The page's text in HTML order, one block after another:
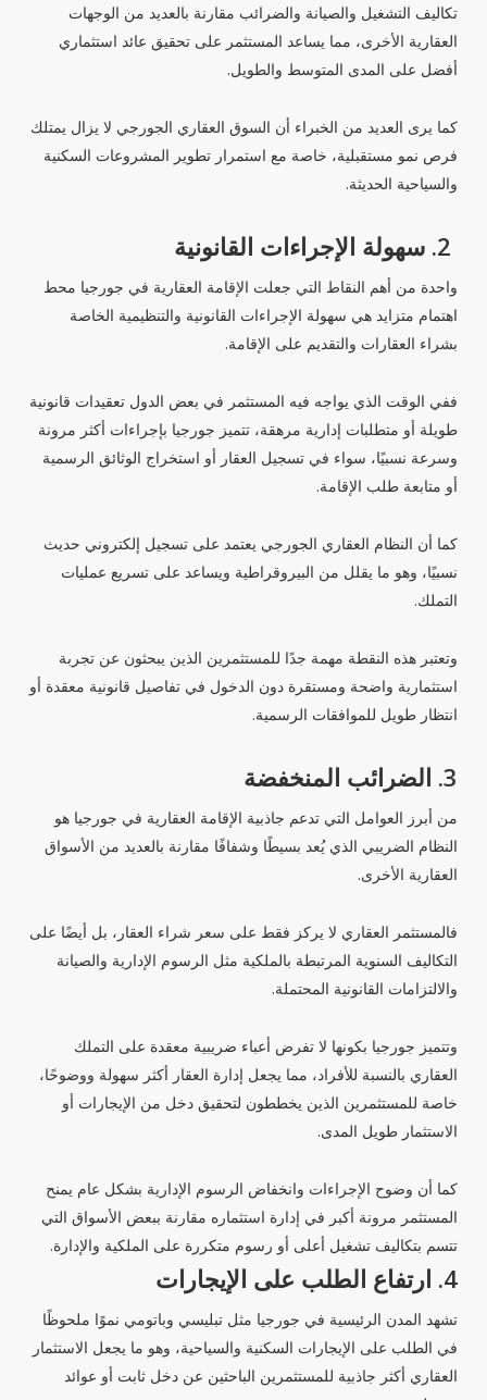
تكاليف التشغيل والصيانة والضرائب مقارنة بالعديد من الوجهات
العقارية الأخرى، مما يساعد المستثمر على تحقيق عائد استثماري
أفضل على المدى المتوسط والطويل.
كما يرى العديد من الخبراء أن السوق العقاري الجورجي لا يزال يمتلك
فرص نمو مستقبلية، خاصة مع استمرار تطوير المشروعات السكنية
والسياحية الحديثة.
واحدة من أهم النقاط التي جعلت الإقامة العقارية في جورجيا محط
اهتمام متزايد هي سهولة الإجراءات القانونية والتنظيمية الخاصة
بشراء العقارات والتقديم على الإقامة.
ففي الوقت الذي يواجه فيه المستثمر في بعض الدول تعقيدات قانونية
طويلة أو متطلبات إدارية مرهقة، تتميز جورجيا بإجراءات أكثر مرونة
وسرعة نسبيًا، سواء في تسجيل العقار أو استخراج الوثائق الرسمية
أو متابعة طلب الإقامة.
كما أن النظام العقاري الجورجي يعتمد على تسجيل إلكتروني حديث
نسبيًا، وهو ما يقلل من البيروقراطية ويساعد على تسريع عمليات
التملك.
وتعتبر هذه النقطة مهمة جدًا للمستثمرين الذين يبحثون عن تجربة
استثمارية واضحة ومستقرة دون الدخول في تفاصيل قانونية معقدة أو
انتظار طويل للموافقات الرسمية.
3. الضرائب المنخفضة
من أبرز العوامل التي تدعم جاذبية الإقامة العقارية في جورجيا هو
النظام الضريبي الذي يُعد بسيطًا وشفافًا مقارنة بالعديد من الأسواق
العقارية الأخرى.
فالمستثمر العقاري لا يركز فقط على سعر شراء العقار، بل أيضًا على
التكاليف السنوية المرتبطة بالملكية مثل الرسوم الإدارية والصيانة
والالتزامات القانونية المحتملة.
وتتميز جورجيا بكونها لا تفرض أعباء ضريبية معقدة على التملك
العقاري بالنسبة للأفراد، مما يجعل إدارة العقار أكثر سهولة ووضوحًا،
خاصة للمستثمرين الذين يخططون لتحقيق دخل من الإيجارات أو
الاستثمار طويل المدى.
كما أن وضوح الإجراءات وانخفاض الرسوم الإدارية بشكل عام يمنح
المستثمر مرونة أكبر في إدارة استثماره مقارنة ببعض الأسواق التي
تتسم بتكاليف تشغيل أعلى أو رسوم متكررة على الملكية والإدارة.
4. ارتفاع الطلب على الإيجارات
تشهد المدن الرئيسية في جورجيا مثل تبليسي وباتومي نموًا ملحوظًا
في الطلب على الإيجارات السكنية والسياحية، وهو ما يجعل الاستثمار
العقاري أكثر جاذبية للمستثمرين الباحثين عن دخل ثابت أو عوائد